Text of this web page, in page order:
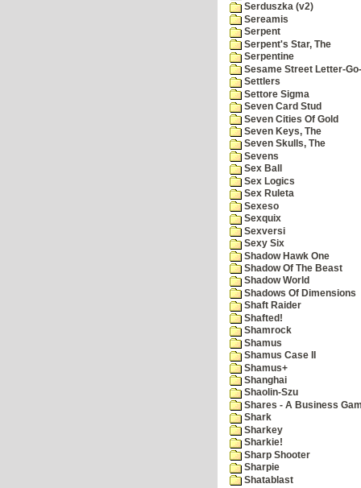
Serduszka (v2)
Sereamis
Serpent
Serpent's Star, The
Serpentine
Sesame Street Letter-
Settlers
Settore Sigma
Seven Card Stud
Seven Cities Of Gold
Seven Keys, The
Seven Skulls, The
Sevens
Sex Ball
Sex Logics
Sex Ruleta
Sexeso
Sexquix
Sexversi
Sexy Six
Shadow Hawk One
Shadow Of The Beast
Shadow World
Shadows Of Dimensions
Shaft Raider
Shafted!
Shamrock
Shamus
Shamus Case II
Shamus+
Shanghai
Shaolin-Szu
Shares - A Business
Shark
Sharkey
Sharkie!
Sharp Shooter
Sharpie
Shatablast